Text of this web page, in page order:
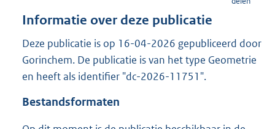
n
s
r
o
Informatie over deze publicatie
Deze publicatie is op 16-04-2026 gepubliceerd door
Gorinchem. De publicatie is van het type Geometrie
en heeft als identifier "dc-2026-11751".
Bestandsformaten